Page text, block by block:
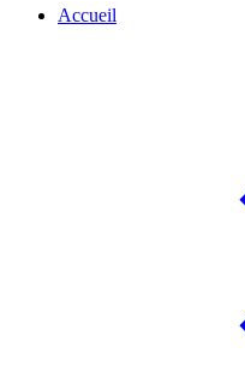
Accueil